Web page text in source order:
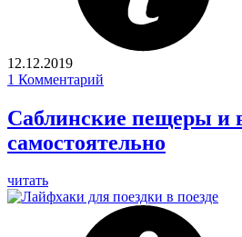
12.12.2019
1 Комментарий
Саблинские пещеры и
самостоятельно
читать